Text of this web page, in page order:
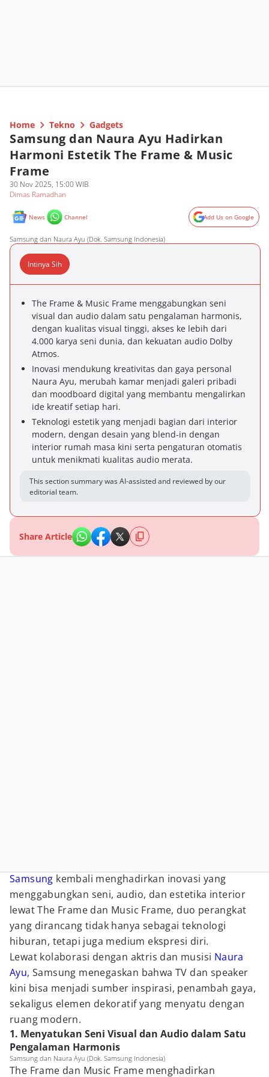
Home Tekno Gadgets
Samsung dan Naura Ayu Hadirkan
Harmoni Estetik The Frame & Music
Frame
30 Nov 2025, 15:00 WIB
Dimas Ramadhan
News Channel Add Us on Google
Samsung dan Naura Ayu (Dok. Samsung Indonesia)
Intinya Sih
The Frame & Music Frame menggabungkan seni
visual dan audio dalam satu pengalaman harmonis,
dengan kualitas visual tinggi, akses ke lebih dari
4.000 karya seni dunia, dan kekuatan audio Dolby
Atmos.
Inovasi mendukung kreativitas dan gaya personal
Naura Ayu, merubah kamar menjadi galeri pribadi
dan moodboard digital yang membantu mengalirkan
ide kreatif setiap hari.
Teknologi estetik yang menjadi bagian dari interior
modern, dengan desain yang blend-in dengan
interior rumah masa kini serta pengaturan otomatis
untuk menikmati kualitas audio merata.
This section summary was AI-assisted and reviewed by our
editorial team.
Share Article
Samsung kembali menghadirkan inovasi yang
menggabungkan seni, audio, dan estetika interior
lewat The Frame dan Music Frame, duo perangkat
yang dirancang tidak hanya sebagai teknologi
hiburan, tetapi juga medium ekspresi diri.
Lewat kolaborasi dengan aktris dan musisi Naura
Ayu, Samsung menegaskan bahwa TV dan speaker
kini bisa menjadi sumber inspirasi, penambah gaya,
sekaligus elemen dekoratif yang menyatu dengan
ruang modern.
1. Menyatukan Seni Visual dan Audio dalam Satu
Pengalaman Harmonis
Samsung dan Naura Ayu (Dok. Samsung Indonesia)
The Frame dan Music Frame menghadirkan